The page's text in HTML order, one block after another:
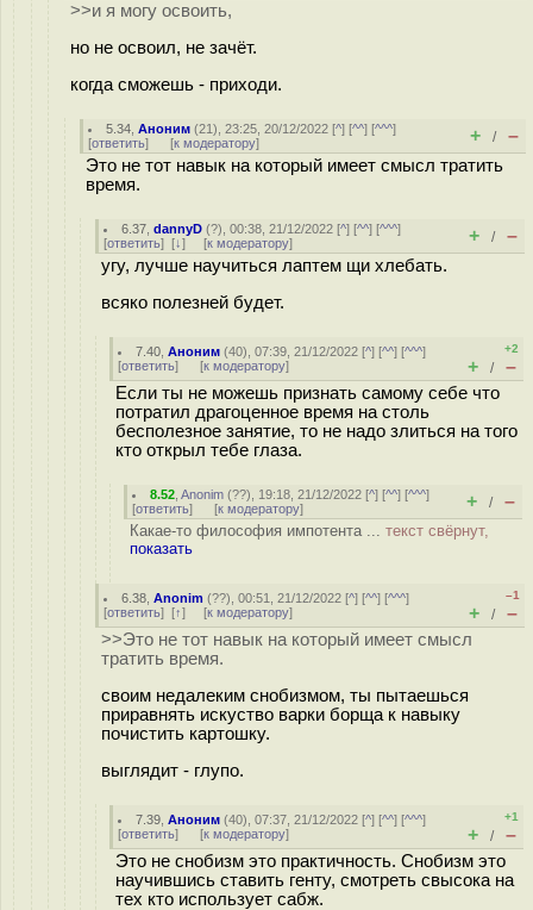
>>и я могу освоить,
но не освоил, не зачёт.
когда сможешь - приходи.
5.34 ,Аноним (21), 23:25, 20/12/2022 [^] [^^] [^^^]
[ответить] [к модератору] + / –
Это не тот навык на который имеет смысл тратить
время.
6.37 ,dannyD (?), 00:38, 21/12/2022 [^] [^^] [^^^]
[ответить] [↓] [к модератору] + / –
угу, лучше научиться лаптем щи хлебать.
всяко полезней будет.
7.40 ,Аноним (40), 07:39, 21/12/2022 [^] [^^] [^^^]
[ответить] [к модератору]
+2
+ / –
Если ты не можешь признать самому себе что
потратил драгоценное время на столь
бесполезное занятие, то не надо злиться на того
кто открыл тебе глаза.
8.52 ,Anonim (??), 19:18, 21/12/2022 [^] [^^] [^^^]
[ответить] [к модератору] + / –
Какае-то философия импотента ... текст свёрнут,
показать
6.38 ,Anonim (??), 00:51, 21/12/2022 [^] [^^] [^^^]
[ответить] [↑] [к модератору]
–1
+ / –
>>Это не тот навык на который имеет смысл
тратить время.
своим недалеким снобизмом, ты пытаешься
приравнять искуство варки борща к навыку
почистить картошку.
выглядит - глупо.
7.39 ,Аноним (40), 07:37, 21/12/2022 [^] [^^] [^^^]
[ответить] [к модератору]
+1
+ / –
Это не снобизм это практичность. Снобизм это
научившись ставить генту, смотреть свысока на
тех кто использует сабж.